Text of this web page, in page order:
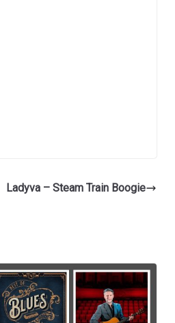
Ladyva – Steam Train Boogie